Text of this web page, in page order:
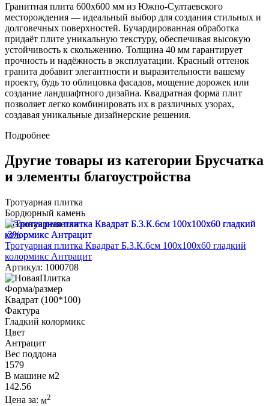
Гранитная плита 600х600 мм из Южно-Султаевского
месторождения — идеальный выбор для создания стильных и
долговечных поверхностей. Бучардированная обработка
придаёт плите уникальную текстуру, обеспечивая высокую
устойчивость к скольжению. Толщина 40 мм гарантирует
прочность и надёжность в эксплуатации. Красный оттенок
гранита добавит элегантности и выразительности вашему
проекту, будь то облицовка фасадов, мощение дорожек или
создание ландшафтного дизайна. Квадратная форма плит
позволяет легко комбинировать их в различных узорах,
создавая уникальные дизайнерские решения.
Подробнее
Другие товары из категории Брусчатка
и элементы благоустройства
Тротуарная плитка
Бордюрный камень
Газонная решетка
-3%
Тротуарная плитка Квадрат Б.3.К.6см 100х100х60 гладкий
колормикс Антрацит
Артикул: 1000708
Форма/размер
Квадрат (100*100)
Фактура
Гладкий колормикс
Цвет
Антрацит
Вес поддона
1579
В машине м2
142.56
Цена за: м2